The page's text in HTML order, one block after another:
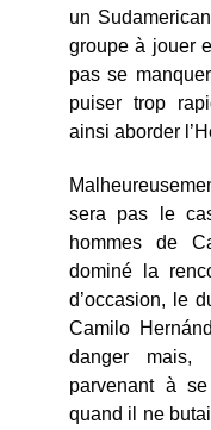
un
groupe à jouer
pas se
puiser trop
ainsi aborder
sera pas le
hommes de
dominé la
d’occasion, le
Camilo
danger mais,
parvenant à
quand il ne